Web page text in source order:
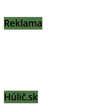
Reklama
Húlič.sk